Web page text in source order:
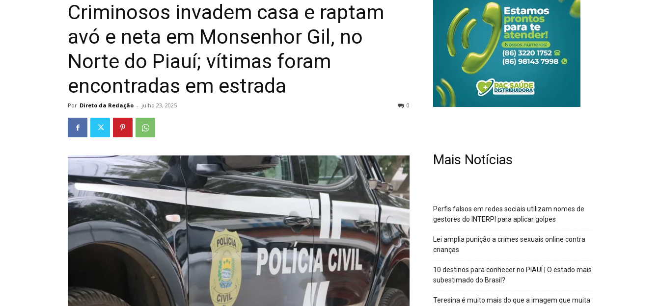
Criminosos invadem casa e raptam
avó e neta em Monsenhor Gil, no
Norte do Piauí; vítimas foram
encontradas em estrada
Por Direto da Redação - julho 23, 2025 0
Mais Notícias
Perfis falsos em redes sociais utilizam nomes de
gestores do INTERPI para aplicar golpes
Lei amplia punição a crimes sexuais online contra
crianças
10 destinos para conhecer no PIAUÍ | O estado mais
subestimado do Brasil?
Teresina é muito mais do que a imagem que muita